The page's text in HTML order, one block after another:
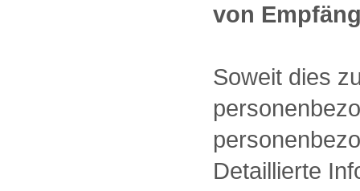
von
Soweit dies
Detaillierte